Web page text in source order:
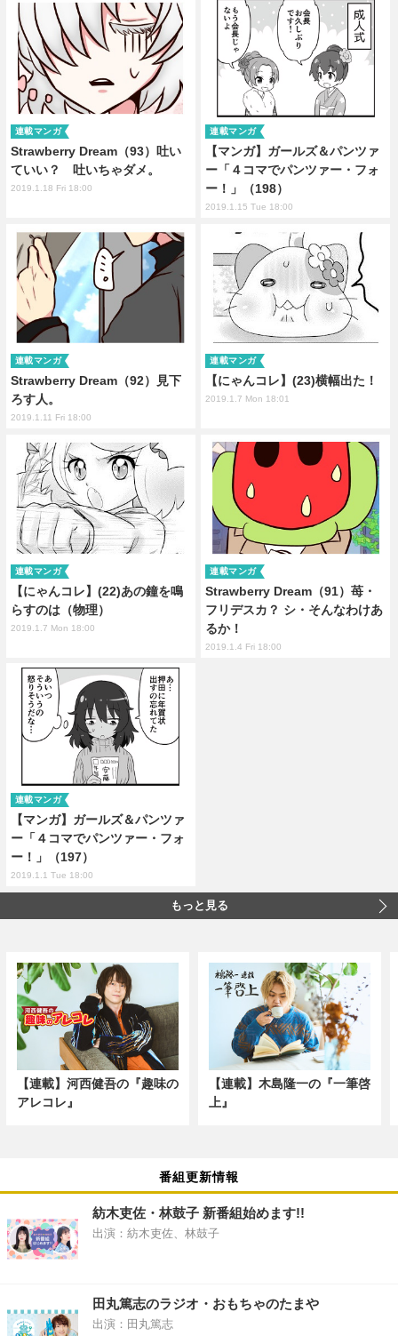
Strawberry Dream（93）吐い
ていい？ 吐いちゃダメ。
連載マンガ
2019.1.18 Fri 18:00
【マンガ】ガールズ＆パンツァ
ー「４コマでパンツァー・フォ
ー！」（198）
連載マンガ
2019.1.15 Tue 18:00
Strawberry Dream（92）見下
ろす人。
連載マンガ
2019.1.11 Fri 18:00
【にゃんコレ】(23)横幅出た！
連載マンガ
2019.1.7 Mon 18:01
【にゃんコレ】(22)あの鐘を鳴
らすのは（物理）
連載マンガ
2019.1.7 Mon 18:00
Strawberry Dream（91）苺・
フリデスカ？ シ・そんなわけあ
るか！
連載マンガ
2019.1.4 Fri 18:00
【マンガ】ガールズ＆パンツァ
ー「４コマでパンツァー・フォ
ー！」（197）
連載マンガ
2019.1.1 Tue 18:00
もっと見る
【連載】河西健吾の『趣味の
アレコレ』
【連載】木島隆一の『一筆啓
上』
番組更新情報
紡木吏佐・林鼓子 新番組始めます!!
出演：紡木吏佐、林鼓子
田丸篤志のラジオ・おもちゃのたまや
出演：田丸篤志